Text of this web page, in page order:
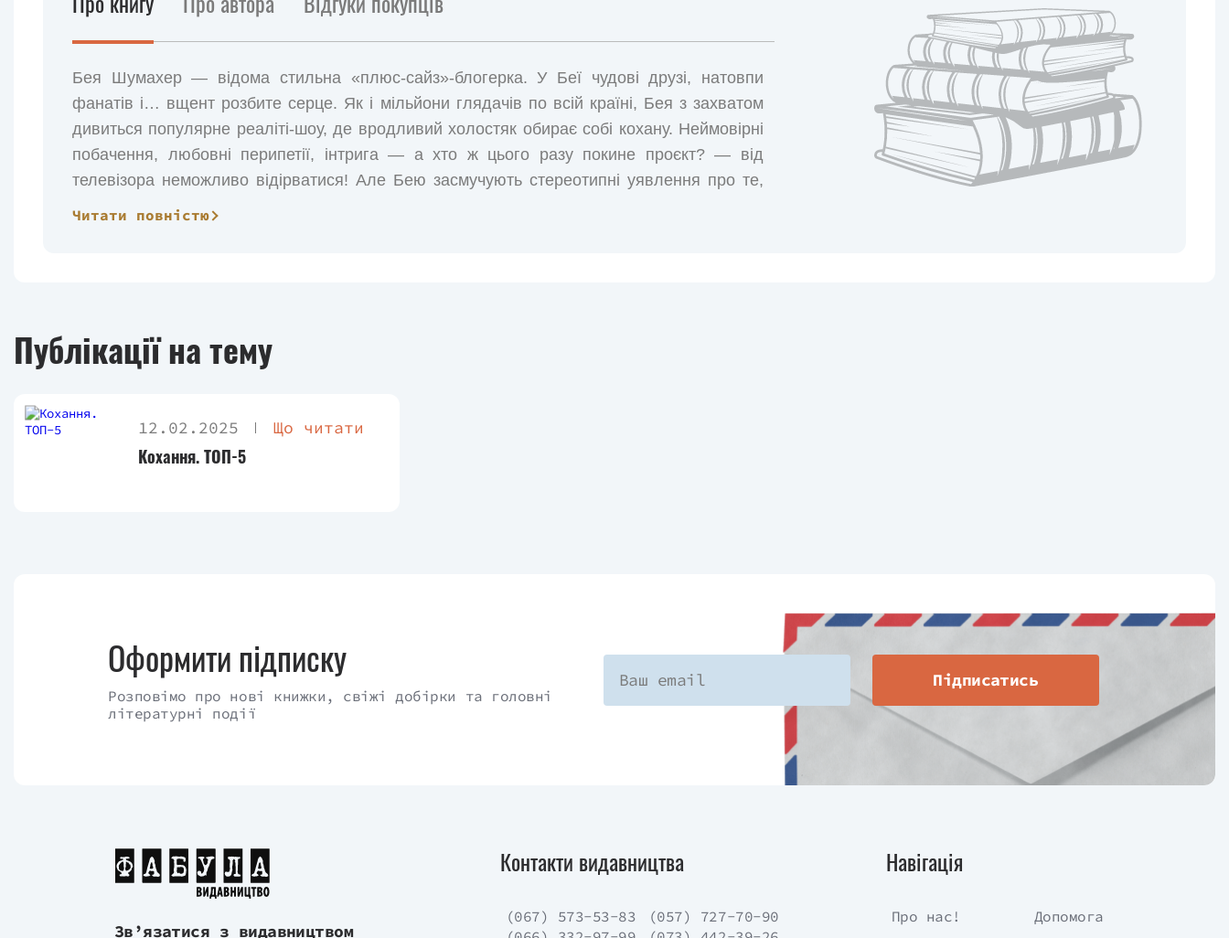
Бея Шумахер — відома стильна «плюс-сайз»-блогерка. У Беї чудові друзі, натовпи
фанатів і… вщент розбите серце. Як і мільйони глядачів по всій країні, Бея з захватом
дивиться популярне реаліті-шоу, де вродливий холостяк обирає собі кохану. Неймовірні
побачення, любовні перипетії, інтрига — а хто ж цього разу покине проєкт? — від
телевізора неможливо відірватися! Але Бею засмучують стереотипні уявлення про те,
якою має бути «справжня» жіноча краса. Чому жінці-«плюс-сайз» так складно підібрати
Читати повністю
Публікації на тему
12.02.2025 Що читати
Кохання. ТОП-5
Оформити підписку
Розповімо про нові книжки, свіжі добірки та головні
літературні події
Підписатись
Зв’язатися з видавництвом
Контакти видавництва
(067) 573-53-83
(057) 727-70-90
Навігація
Про нас! Допомога